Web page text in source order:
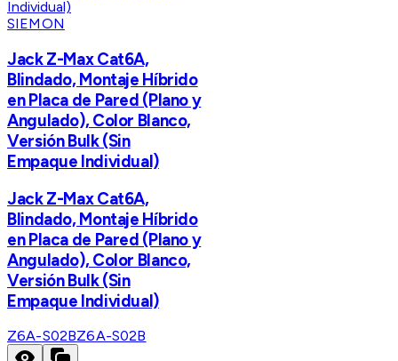
SIEMON
Jack Z-Max Cat6A,
Blindado, Montaje Híbrido
en Placa de Pared (Plano y
Angulado), Color Blanco,
Versión Bulk (Sin
Empaque Individual)
Jack Z-Max Cat6A,
Blindado, Montaje Híbrido
en Placa de Pared (Plano y
Angulado), Color Blanco,
Versión Bulk (Sin
Empaque Individual)
Z6A-S02BZ6A-S02B